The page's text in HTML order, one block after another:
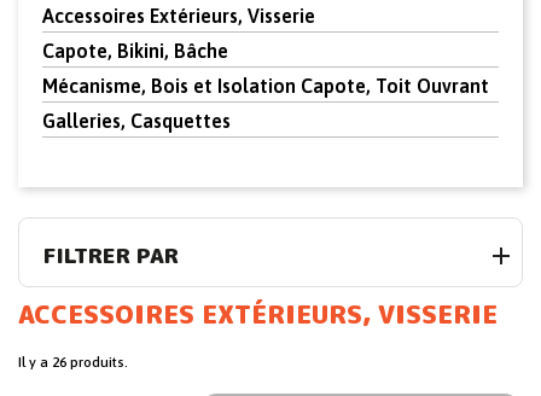
Accessoires Extérieurs, Visserie
Capote, Bikini, Bâche
Mécanisme, Bois et Isolation Capote, Toit Ouvrant
Galleries, Casquettes
FILTRER PAR
ACCESSOIRES EXTÉRIEURS, VISSERIE
Il y a 26 produits.